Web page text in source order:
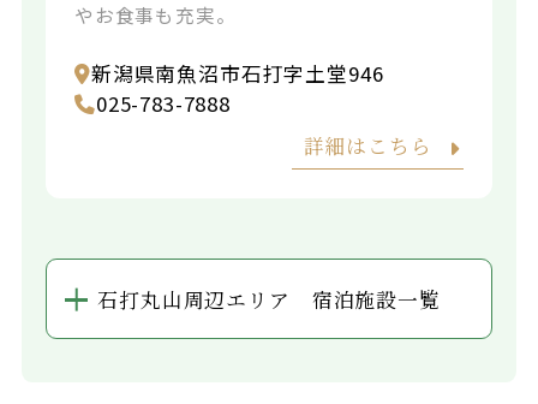
やお食事も充実。
新潟県南魚沼市石打字土堂946
025-783-7888
詳細はこちら
石打丸山周辺エリア 宿泊施設一覧